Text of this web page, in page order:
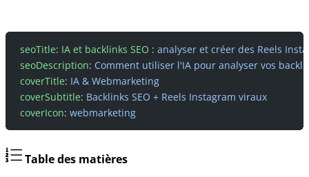
seoTitle: IA et backlinks SEO : analyser et créer des Reels
seoDescription: Comment utiliser l'IA pour analyser vos
coverTitle: IA & Webmarketing
coverSubtitle: Backlinks SEO + Reels Instagram viraux
coverIcon: webmarketing
Table des matières